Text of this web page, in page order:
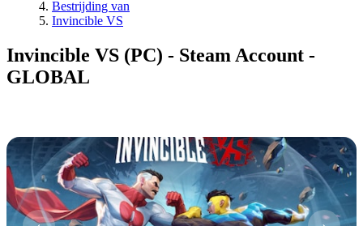
Bestrijding van
Invincible VS
Invincible VS (PC) - Steam Account -
GLOBAL